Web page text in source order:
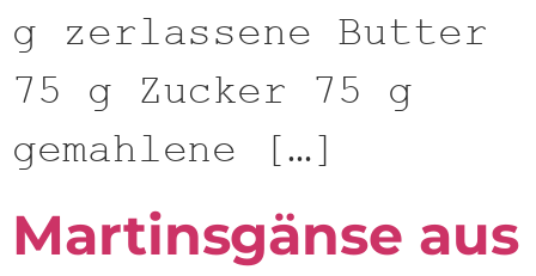
g zerlassene Butter
75 g Zucker 75 g
gemahlene […]
Martinsgänse aus